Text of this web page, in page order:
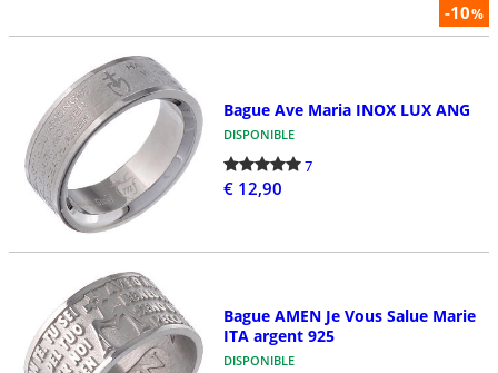
-10%
Bague Ave Maria INOX LUX ANG
DISPONIBLE
7
€ 12,90
Bague AMEN Je Vous Salue Marie
ITA argent 925
DISPONIBLE